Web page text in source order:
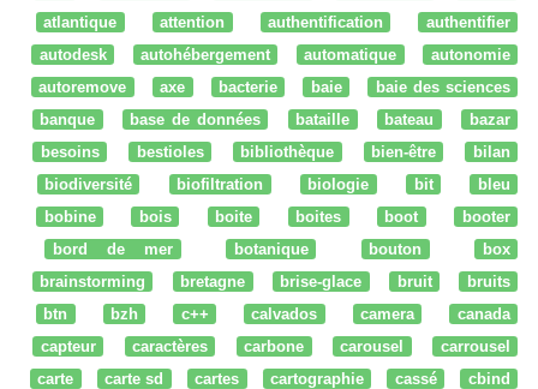
atlantique
attention authentification
authentifier
autodesk
autohébergement automatique
autonomie
autoremove
axe bacterie baie
baie des sciences
banque
base de données bataille bateau
bazar
besoins
bestioles bibliothèque bien-être
bilan
biodiversité
biofiltration biologie bit
bleu
bobine
bois boite boites boot
booter
bord de mer
botanique bouton
box
brainstorming
bretagne brise-glace bruit
bruits
btn
bzh c++ calvados camera
canada
capteur
caractères carbone carousel
carrousel
carte
carte sd cartes cartographie cassé
cbind